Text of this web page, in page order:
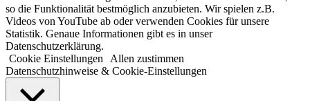
so die Funktionalität bestmöglich anzubieten. Wir spielen z.B.
Videos von YouTube ab oder verwenden Cookies für unsere
Statistik. Genaue Informationen gibt es in unser
Datenschutzerklärung.
Cookie Einstellungen
Allen zustimmen
Datenschutzhinweise & Cookie-Einstellungen